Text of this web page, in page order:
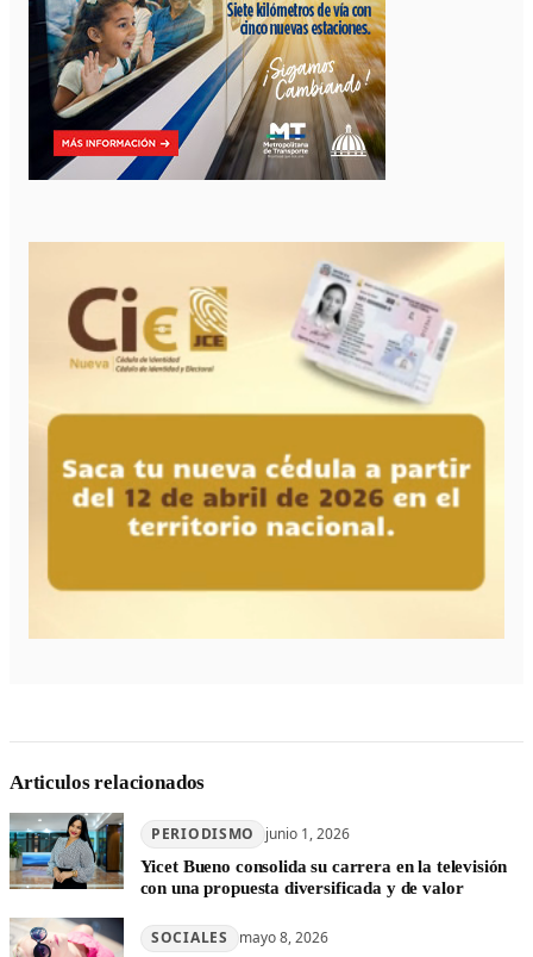
Articulos relacionados
PERIODISMO junio 1, 2026
Yicet Bueno consolida su carrera en la televisión
con una propuesta diversificada y de valor
SOCIALES mayo 8, 2026